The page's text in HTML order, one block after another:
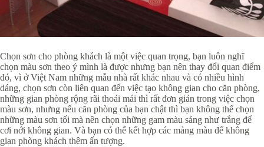
Chọn sơn cho phòng khách là một việc quan trọng, bạn luôn nghĩ
chọn màu sơn theo ý mình là được nhưng bạn nên thay đổi quan điểm
đó, vì ở Việt Nam những mẫu nhà rất khác nhau và có nhiều hình
dáng, chọn sơn còn liên quan đến việc tạo không gian cho căn phòng,
những gian phòng rộng rãi thoải mái thì rất đơn giản trong việc chọn
màu sơn, nhưng nếu căn phòng của bạn chật thì bạn không thể chọn
những màu sơn tối mà nên chọn những gam màu sáng như trắng để
cơi nới không gian. Và bạn có thể kết hợp các mảng màu để không
gian phòng khách thêm ấn tượng.